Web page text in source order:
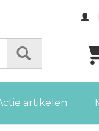
artikelen